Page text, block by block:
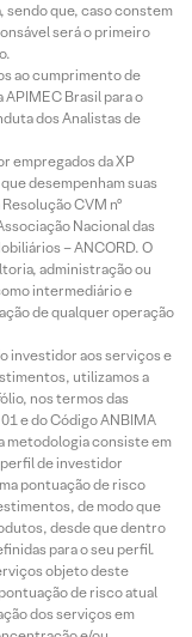
sendo que, caso constem
será o primeiro
ao cumprimento de
Brasil para o
dos Analistas de
empregados da XP
desempenham suas
CVM nº
Nacional das
– ANCORD. O
administração ou
intermediário e
de qualquer operação
investidor aos serviços e
utilizamos a
nos termos das
e do Código ANBIMA
metodologia consiste em
de investidor
pontuação de risco
de modo que
desde que dentro
para o seu perfil.
objeto deste
de risco atual
dos serviços em